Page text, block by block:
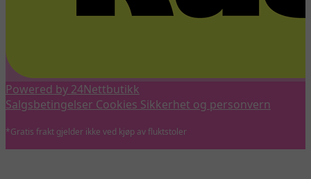
Powered by 24Nettbutikk
Salgsbetingelser Cookies Sikkerhet og personvern
*Gratis frakt gjelder ikke ved kjøp av fluktstoler